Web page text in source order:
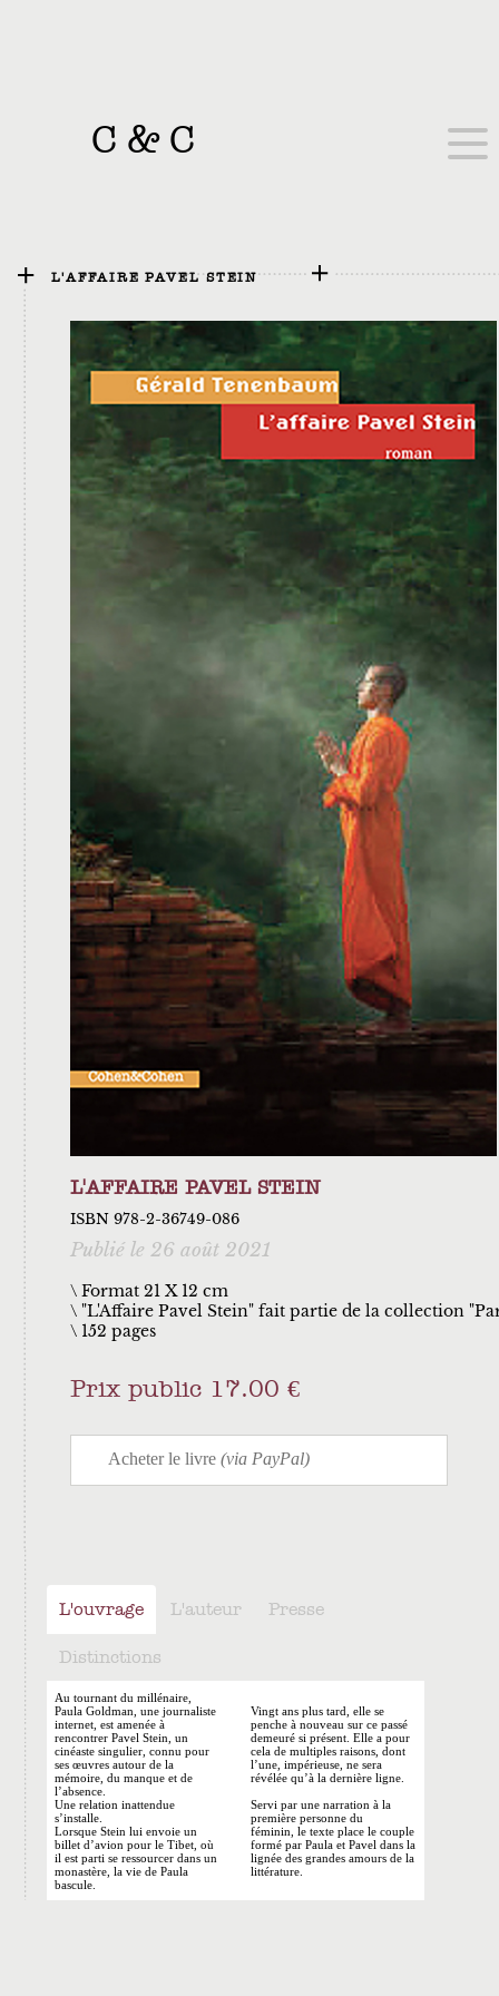
C &C
L'AFFAIRE PAVEL STEIN
L'AFFAIRE PAVEL STEIN
ISBN 978-2-36749-086
Publié le 26 août 2021
\ Format 21 X 12 cm
"L'Affaire Pavel Stein" fait partie de la collection
152 pages
Prix public 17.00 €
L'ouvrage L'auteur Presse
Distinctions
Au tournant du millénaire,
Paula Goldman, une journaliste
internet, est amenée à
rencontrer Pavel Stein, un
cinéaste singulier, connu pour
ses œuvres autour de la
mémoire, du manque et de
l’absence.
Une relation inattendue
s’installe.
Lorsque Stein lui envoie un
billet d’avion pour le Tibet, où
il est parti se ressourcer dans un
monastère, la vie de Paula
bascule.
Vingt ans plus tard, elle se
penche à nouveau sur ce passé
demeuré si présent. Elle a pour
cela de multiples raisons, dont
l’une, impérieuse, ne sera
révélée qu’à la dernière ligne.
Servi par une narration à la
première personne du
féminin, le texte place le couple
formé par Paula et Pavel dans la
lignée des grandes amours de la
littérature.